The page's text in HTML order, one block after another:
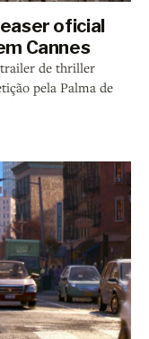
oficial
Cannes
de thriller
pela Palma de